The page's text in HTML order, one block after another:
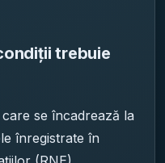
trebuie
se încadrează la
înregistrate în